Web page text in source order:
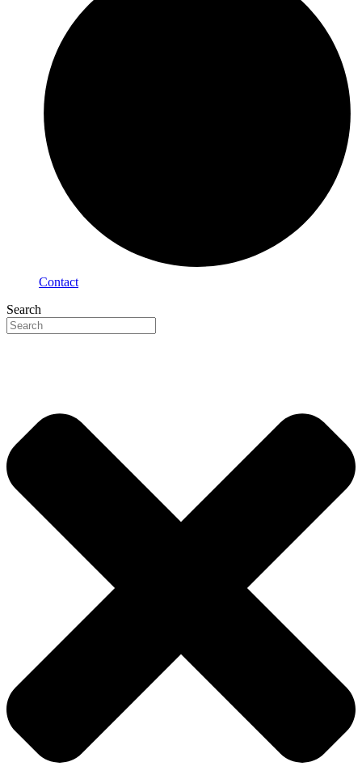
Contact
Search